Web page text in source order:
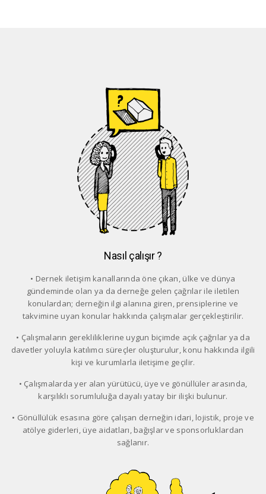
Nasıl çalışır ?
• Dernek iletişim kanallarında öne çıkan, ülke ve dünya
gündeminde olan ya da derneğe gelen çağrılar ile iletilen
konulardan; derneğin ilgi alanına giren, prensiplerine ve
takvimine uyan konular hakkında çalışmalar gerçekleştirilir.
• Çalışmaların gerekliliklerine uygun biçimde açık çağrılar ya da
davetler yoluyla katılımcı süreçler oluşturulur, konu hakkında ilgili
kişi ve kurumlarla iletişime geçilir.
• Çalışmalarda yer alan yürütücü, üye ve gönüllüler arasında,
karşılıklı sorumluluğa dayalı yatay bir ilişki bulunur.
• Gönüllülük esasına göre çalışan derneğin idari, lojistik, proje ve
atölye giderleri, üye aidatları, bağışlar ve sponsorluklardan
sağlanır.